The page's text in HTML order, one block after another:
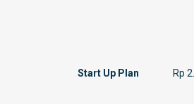
Start Up Plan Rp